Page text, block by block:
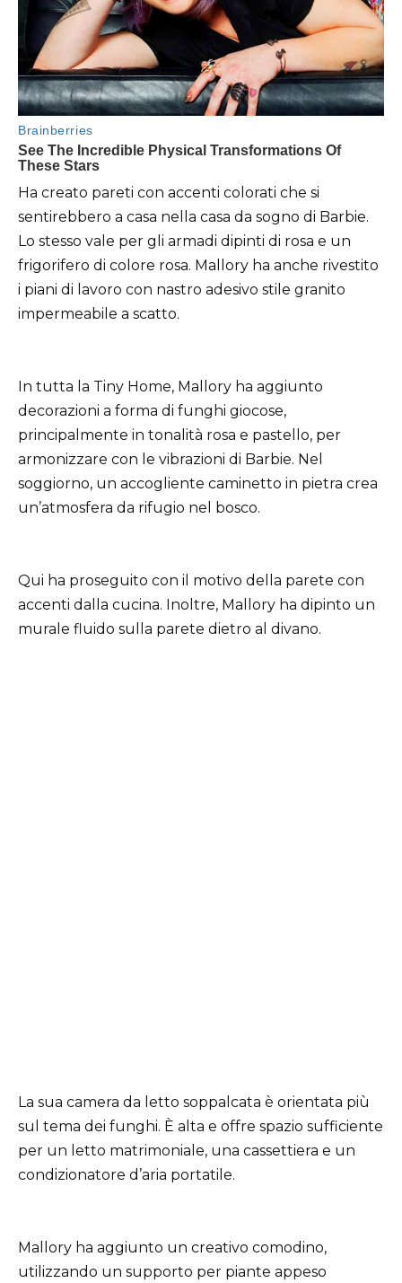
Ha creato pareti con accenti colorati che si
sentirebbero a casa nella casa da sogno di Barbie.
Lo stesso vale per gli armadi dipinti di rosa e un
frigorifero di colore rosa. Mallory ha anche rivestito
i piani di lavoro con nastro adesivo stile granito
impermeabile a scatto.
In tutta la Tiny Home, Mallory ha aggiunto
decorazioni a forma di funghi giocose,
principalmente in tonalità rosa e pastello, per
armonizzare con le vibrazioni di Barbie. Nel
soggiorno, un accogliente caminetto in pietra crea
un’atmosfera da rifugio nel bosco.
Qui ha proseguito con il motivo della parete con
accenti dalla cucina. Inoltre, Mallory ha dipinto un
murale fluido sulla parete dietro al divano.
La sua camera da letto soppalcata è orientata più
sul tema dei funghi. È alta e offre spazio sufficiente
per un letto matrimoniale, una cassettiera e un
condizionatore d’aria portatile.
Mallory ha aggiunto un creativo comodino,
utilizzando un supporto per piante appeso